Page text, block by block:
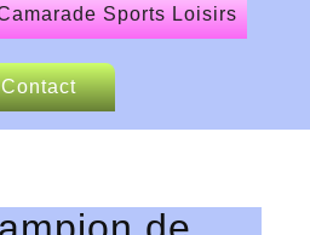
Sports Loisirs
Le CSL
Nos sponsors
Articles de presse
Contact